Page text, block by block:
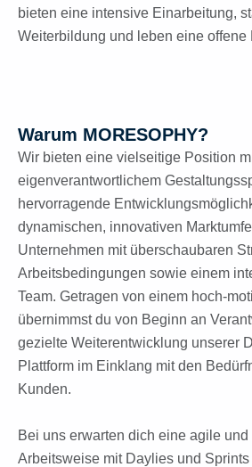
bieten eine intensive Einarbeitung,
Weiterbildung und leben eine offene
Warum MORESOPHY?
Wir bieten eine vielseitige Position
eigenverantwortlichem
hervorragende
dynamischen, innovativen
Unternehmen mit überschaubaren
Arbeitsbedingungen sowie einem
Team. Getragen von einem hoch-
übernimmst du von Beginn an
gezielte Weiterentwicklung unserer
Plattform im Einklang mit den
Kunden.
Bei uns erwarten dich eine agile und
Arbeitsweise mit Daylies und